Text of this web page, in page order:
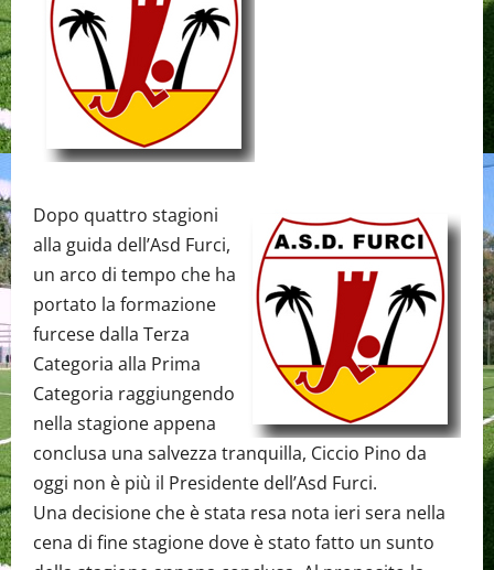
Dopo quattro stagioni
alla guida dell’Asd Furci,
un arco di tempo che ha
portato la formazione
furcese dalla Terza
Categoria alla Prima
Categoria raggiungendo
nella stagione appena
conclusa una salvezza tranquilla, Ciccio Pino da
oggi non è più il Presidente dell’Asd Furci.
Una decisione che è stata resa nota ieri sera nella
cena di fine stagione dove è stato fatto un sunto